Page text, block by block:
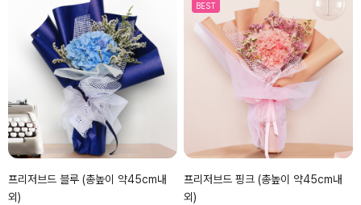
프리저브드 블루 (총높이 약45cm내
외)
BEST
프리저브드 핑크 (총높이 약45cm내
외)